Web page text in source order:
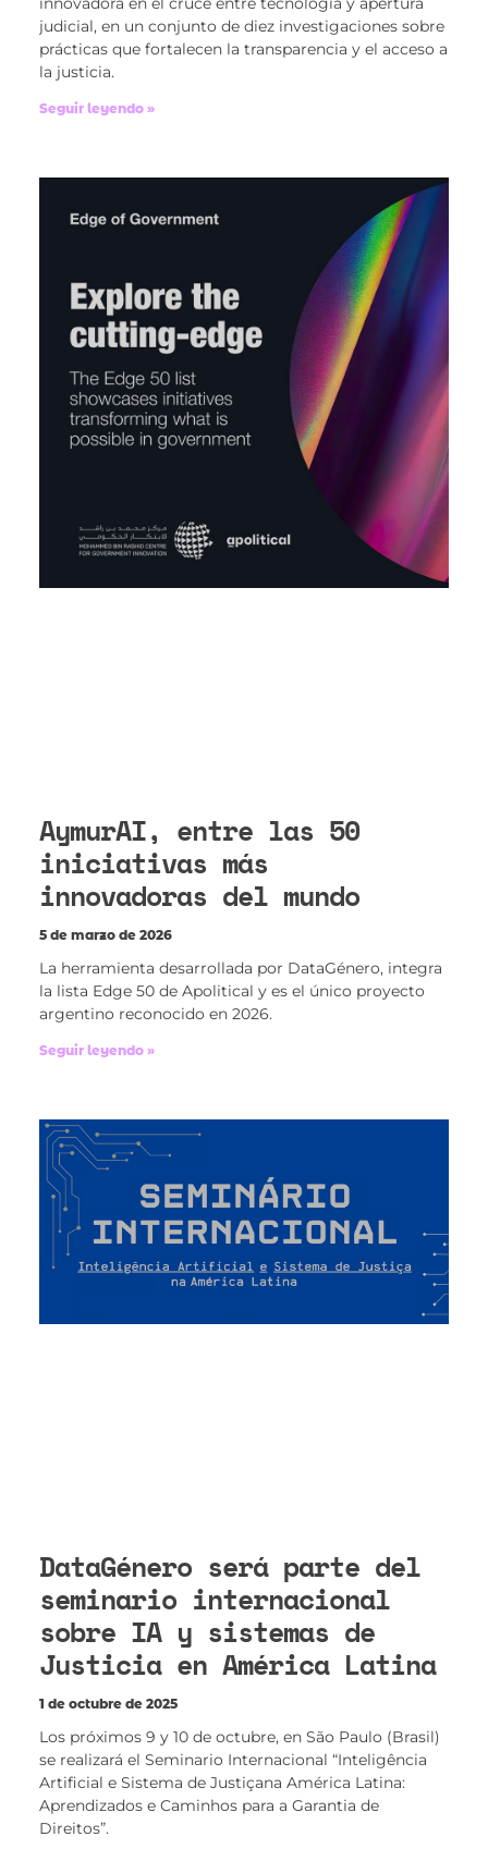
judicial, en un conjunto de diez investigaciones sobre
prácticas que fortalecen la transparencia y el acceso a
la justicia.
Seguir leyendo »
AymurAI, entre las 50
iniciativas más
innovadoras del mundo
5 de marzo de 2026
La herramienta desarrollada por DataGénero, integra
la lista Edge 50 de Apolitical y es el único proyecto
argentino reconocido en 2026.
Seguir leyendo »
DataGénero será parte del
seminario internacional
sobre IA y sistemas de
Justicia en América Latina
1 de octubre de 2025
Los próximos 9 y 10 de octubre, en São Paulo (Brasil)
se realizará el Seminario Internacional “Inteligência
Artificial e Sistema de Justiçana América Latina:
Aprendizados e Caminhos para a Garantia de
Direitos”.